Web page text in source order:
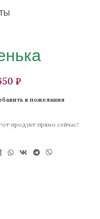
₽
в пожелания
продукт прямо сейчас!